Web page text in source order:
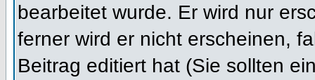
bearbeitet wurde. Er wird nur
ferner wird er nicht erscheinen,
Beitrag editiert hat (Sie sollten